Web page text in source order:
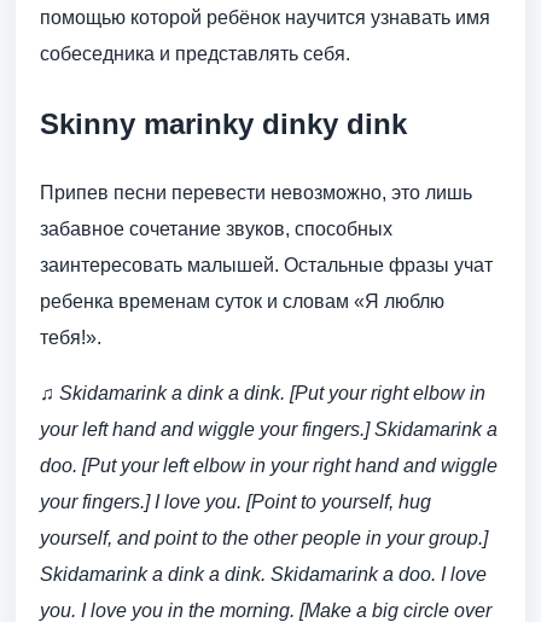
помощью которой ребёнок научится узнавать имя
собеседника и представлять себя.
Skinny marinky dinky dink
Припев песни перевести невозможно, это лишь
забавное сочетание звуков, способных
заинтересовать малышей. Остальные фразы учат
ребенка временам суток и словам «Я люблю
тебя!».
♫ Skidamarink a dink a dink. [Put your right elbow in
your left hand and wiggle your fingers.] Skidamarink a
doo. [Put your left elbow in your right hand and wiggle
your fingers.] I love you. [Point to yourself, hug
yourself, and point to the other people in your group.]
Skidamarink a dink a dink. Skidamarink a doo. I love
you. I love you in the morning. [Make a big circle over